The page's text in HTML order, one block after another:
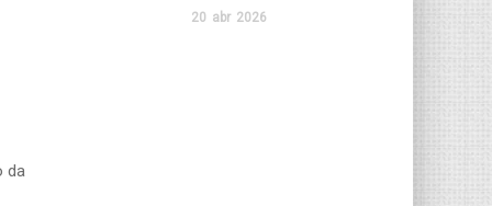
da
20 abr 2026